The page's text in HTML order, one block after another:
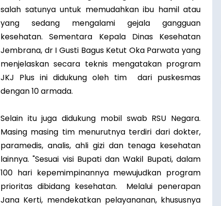
salah satunya untuk memudahkan ibu hamil atau
yang sedang mengalami gejala gangguan
kesehatan. Sementara Kepala Dinas Kesehatan
Jembrana, dr I Gusti Bagus Ketut Oka Parwata yang
menjelaskan secara teknis mengatakan program
JKJ Plus ini didukung oleh tim dari puskesmas
dengan 10 armada.
Selain itu juga didukung mobil swab RSU Negara.
Masing masing tim menurutnya terdiri dari dokter,
paramedis, analis, ahli gizi dan tenaga kesehatan
lainnya. "Sesuai visi Bupati dan Wakil Bupati, dalam
100 hari kepemimpinannya mewujudkan program
prioritas dibidang kesehatan. Melalui penerapan
Jana Kerti, mendekatkan pelayananan, khususnya